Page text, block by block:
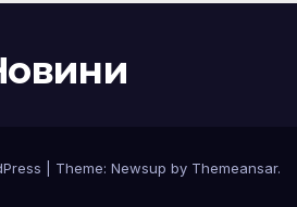
Theme: Newsup by Themeansar.